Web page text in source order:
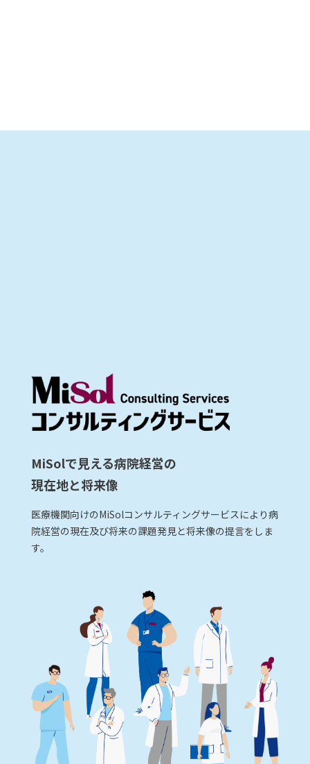
MiSolで見える病院経営の
現在地と将来像
医療機関向けのMiSolコンサルティングサービスにより病
院経営の現在及び将来の課題発見と将来像の提言をしま
す。